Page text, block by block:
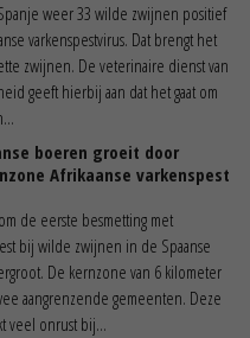
weer 33 wilde zwijnen positief
varkenspestvirus. Dat brengt het
zwijnen. De veterinaire dienst van
geeft hierbij aan dat het gaat om
boeren groeit door
Afrikaanse varkenspest
de eerste besmetting met
bij wilde zwijnen in de Spaanse
De kernzone van 6 kilometer
aangrenzende gemeenten. Deze
veel onrust bij...